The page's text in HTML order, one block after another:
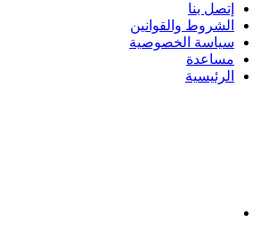
إتصل بنا
الشروط والقوانين
سياسة الخصوصية
مساعدة
الرئيسية